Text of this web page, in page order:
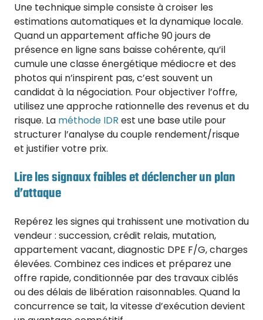
Une technique simple consiste à croiser les
estimations automatiques et la dynamique locale.
Quand un appartement affiche 90 jours de
présence en ligne sans baisse cohérente, qu’il
cumule une classe énergétique médiocre et des
photos qui n’inspirent pas, c’est souvent un
candidat à la négociation. Pour objectiver l’offre,
utilisez une approche rationnelle des revenus et du
risque. La méthode IDR est une base utile pour
structurer l’analyse du couple rendement/risque
et justifier votre prix.
Lire les signaux faibles et déclencher un plan
d’attaque
Repérez les signes qui trahissent une motivation du
vendeur : succession, crédit relais, mutation,
appartement vacant, diagnostic DPE F/G, charges
élevées. Combinez ces indices et préparez une
offre rapide, conditionnée par des travaux ciblés
ou des délais de libération raisonnables. Quand la
concurrence se tait, la vitesse d’exécution devient